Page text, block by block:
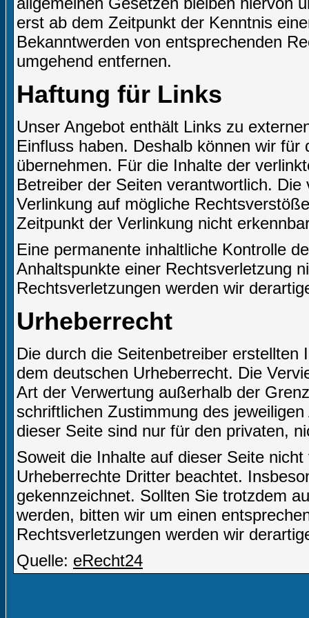
erst ab dem Zeitpunkt der Kenntnis
Bekanntwerden von entsprechenden
umgehend entfernen.
Haftung für Links
Unser Angebot enthält Links zu
Einfluss haben. Deshalb können wir
übernehmen. Für die Inhalte der
Betreiber der Seiten verantwortlich.
Verlinkung auf mögliche
Zeitpunkt der Verlinkung nicht
Eine permanente inhaltliche Kontrolle
Anhaltspunkte einer Rechtsverletzung
Rechtsverletzungen werden wir
Urheberrecht
Die durch die Seitenbetreiber
dem deutschen Urheberrecht. Die
Art der Verwertung außerhalb der
schriftlichen Zustimmung des
dieser Seite sind nur für den privaten,
Soweit die Inhalte auf dieser Seite
Urheberrechte Dritter beachtet.
gekennzeichnet. Sollten Sie trotzdem
werden, bitten wir um einen
Rechtsverletzungen werden wir
Quelle: eRecht24